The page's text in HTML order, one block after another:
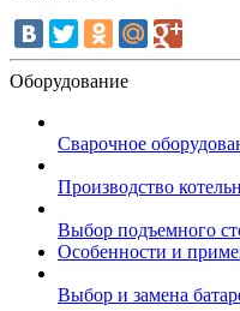
Оборудование
Сварочное
Производство
Выбор подъемного
Особенности и
Выбор и замена